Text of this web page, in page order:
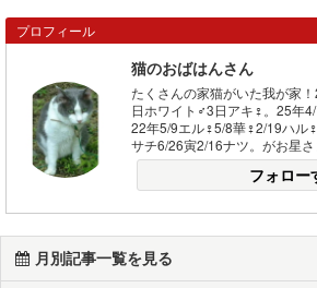
プロフィール
猫のおばはんさん
たくさんの家猫がいた我が家
日ホワイト♂3日アキ♀。25年
22年5/9エル♀5/8華♀2/19ハル
サチ6/26寅2/16ナツ。がお星
フォロー
月別記事一覧を見る